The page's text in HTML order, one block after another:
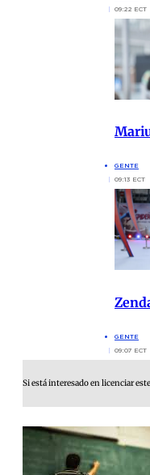
09:22 ECT
GENTE
09:13 ECT
GENTE
09:07 ECT
Si está interesado en licenciar